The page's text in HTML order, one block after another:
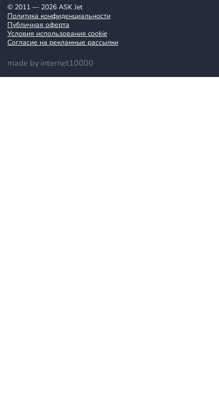
© 2011 — 2026 ASK Jet
Политика конфиденциальности
Публичная оферта
Условия использования cookie
Согласие на рекламные рассылки
made by internet10000